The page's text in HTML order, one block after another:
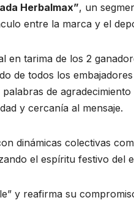
Herbalmax”, un
entre la marca y el
tarima de los 2
de todos los
de
y cercanía al mensaje.
dinámicas colectivas
el espíritu festivo del
y reafirma su